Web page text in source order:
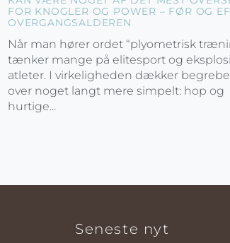
FOR KNOGLER OG POWER – FØR OG
OVERGANGSALDEREN
Når man hører ordet “plyometrisk
tænker mange på elitesport og
atleter. I virkeligheden dækker
over noget langt mere simpelt: hop og
hurtige...
Seneste nyt